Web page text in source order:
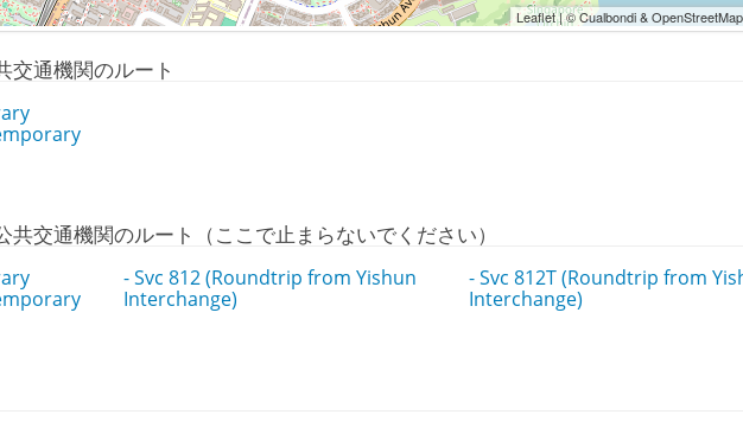
Leaflet | © Cualbondi &
交通機関のルート
共交通機関のルート（ここで止まらないでください）
- Svc 812 (Roundtrip from Yishun
Interchange)
- Svc 812T (Roundtrip from
Interchange)